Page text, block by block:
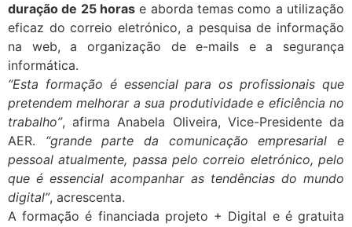
duração de 25 horas e aborda temas como a utilização
eficaz do correio eletrónico, a pesquisa de informação
na web, a organização de e-mails e a segurança
informática.
“Esta formação é essencial para os profissionais que
pretendem melhorar a sua produtividade e eficiência no
trabalho”, afirma Anabela Oliveira, Vice-Presidente da
AER. “grande parte da comunicação empresarial e
pessoal atualmente, passa pelo correio eletrónico, pelo
que é essencial acompanhar as tendências do mundo
digital”, acrescenta.
A formação é financiada projeto + Digital e é gratuita